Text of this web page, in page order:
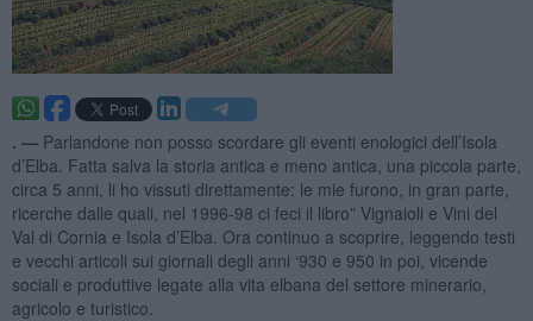
. — Parlandone non posso scordare gli eventi enologici dell’Isola
d’Elba. Fatta salva la storia antica e meno antica, una piccola parte,
circa 5 anni, li ho vissuti direttamente: le mie furono, in gran parte,
ricerche dalle quali, nel 1996-98 ci feci il libro” Vignaioli e Vini del
Val di Cornia e Isola d’Elba. Ora continuo a scoprire, leggendo testi
e vecchi articoli sui giornali degli anni ‘930 e 950 in poi, vicende
sociali e produttive legate alla vita elbana del settore minerario,
agricolo e turistico.